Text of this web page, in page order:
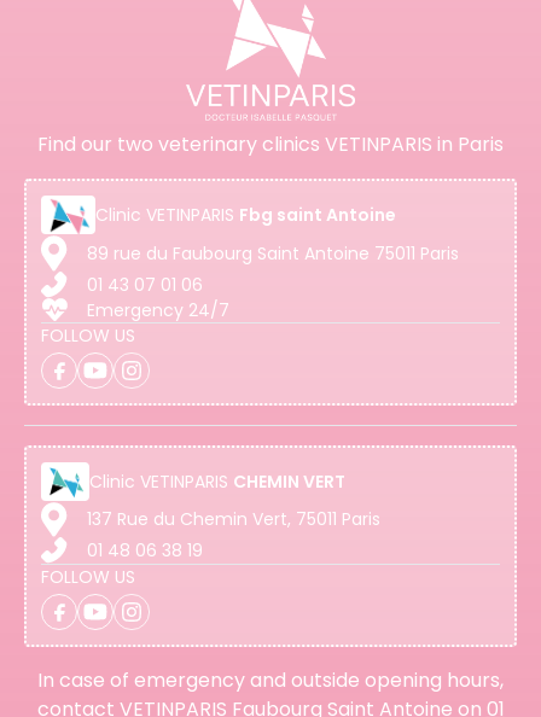
Find our two veterinary clinics VETINPARIS in Paris
Clinic VETINPARIS Fbg saint Antoine
89 rue du Faubourg Saint Antoine 75011 Paris
01 43 07 01 06
Emergency 24/7
FOLLOW US
Clinic VETINPARIS CHEMIN VERT
137 Rue du Chemin Vert, 75011 Paris
01 48 06 38 19
FOLLOW US
In case of emergency and outside opening hours,
contact VETINPARIS Faubourg Saint Antoine on 01